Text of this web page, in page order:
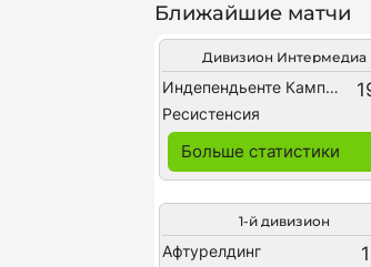
Ближайшие матчи
Дивизион Интермедиа
Индепендьенте Кампо Гранде
Ресистенсия
Больше статистики
1-й дивизион
Афтурелдинг